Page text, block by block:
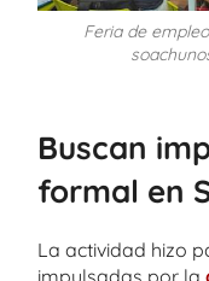
Feria de
Buscan
formal en
La actividad hizo
impulsadas por la